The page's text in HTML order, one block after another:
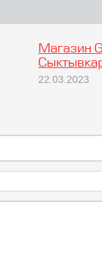
Магазин
22.03.2023